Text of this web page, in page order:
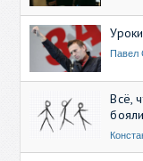
Павел
Всё,